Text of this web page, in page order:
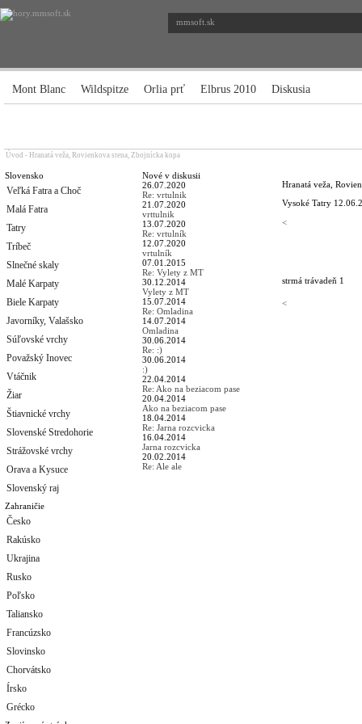
mmsoft.sk
Mont Blanc Wildspitze Orlia prť Elbrus 2010 Diskusia
Úvod - Hranatá veža, Rovienkova stena, Zbojnícka kopa
Slovensko
Veľká Fatra a Choč
Malá Fatra
Tatry
Tríbeč
Slnečné skaly
Malé Karpaty
Biele Karpaty
Javorníky, Valašsko
Súľovské vrchy
Považský Inovec
Vtáčnik
Žiar
Štiavnické vrchy
Slovenské Stredohorie
Strážovské vrchy
Orava a Kysuce
Slovenský raj
Zahraničie
Česko
Rakúsko
Ukrajina
Rusko
Poľsko
Taliansko
Francúzsko
Slovinsko
Chorvátsko
Írsko
Grécko
Nové v diskusii
26.07.2020
Re: vrtulnik
21.07.2020
vrttulnik
13.07.2020
Re: vrtulník
12.07.2020
vrtulník
07.01.2015
Re: Vylety z MT
30.12.2014
Vylety z MT
15.07.2014
Re: Omladina
14.07.2014
Omladina
30.06.2014
Re: :)
30.06.2014
:)
22.04.2014
Re: Ako na beziacom pase
20.04.2014
Ako na beziacom pase
18.04.2014
Re: Jarna rozcvicka
16.04.2014
Jarna rozcvicka
20.02.2014
Re: Ale ale
Hranatá veža,
Vysoké Tatry
<
strmá trávadeň 1
<